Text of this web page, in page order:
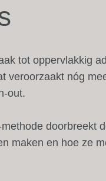
tot oppervlakkig
veroorzaakt nóg
out.
doorbreekt
maken en hoe ze